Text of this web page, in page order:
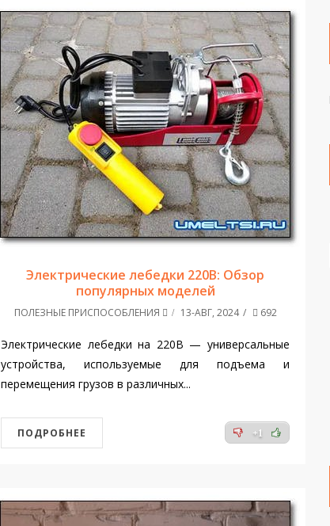
Электрические лебедки 220В: Обзор
популярных моделей
ПОЛЕЗНЫЕ ПРИСПОСОБЛЕНИЯ 13-АВГ, 2024 692
Электрические лебедки на 220В — универсальные
устройства, используемые для подъема и
перемещения грузов в различных...
+1
ПОДРОБНЕЕ